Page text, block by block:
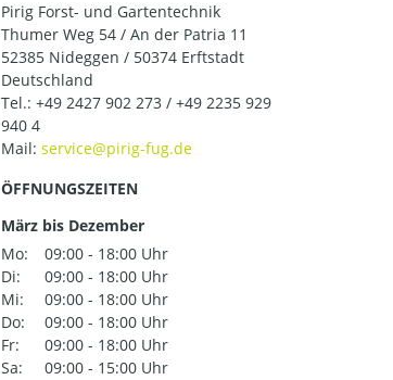
Pirig Forst- und Gartentechnik
Thumer Weg 54 / An der Patria 11
52385 Nideggen / 50374 Erftstadt
Deutschland
Tel.: +49 2427 902 273 / +49 2235 929
940 4
Mail:
ÖFFNUNGSZEITEN
März bis Dezember
Mo:
09:00 - 18:00 Uhr
Di:
09:00 - 18:00 Uhr
Mi:
09:00 - 18:00 Uhr
Do:
09:00 - 18:00 Uhr
Fr:
09:00 - 18:00 Uhr
Sa:
09:00 - 15:00 Uhr